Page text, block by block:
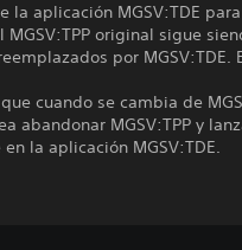
la aplicación MGSV:TDE
MGSV:TPP original sigue
por
cuando se cambia de
abandonar MGSV:TPP y
la aplicación MGSV:TDE.